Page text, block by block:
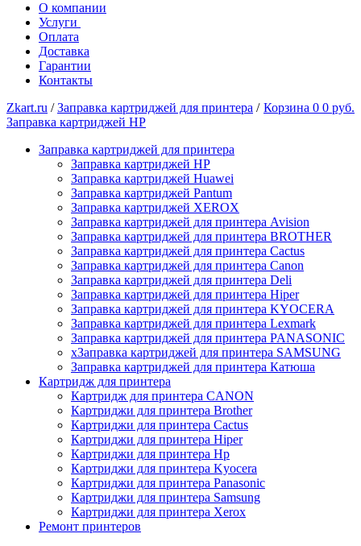
О компании
Услуги
Оплата
Доставка
Гарантии
Контакты
Корзина 0 0 руб.
Zkart.ru /Заправка картриджей для принтера /
Заправка картриджей HP
Заправка картриджей для принтера
Заправка картриджей HP
Заправка картриджей Huawei
Заправка картриджей Pantum
Заправка картриджей XEROX
Заправка картриджей для принтера Avision
Заправка картриджей для принтера BROTHER
Заправка картриджей для принтера Cactus
Заправка картриджей для принтера Canon
Заправка картриджей для принтера Deli
Заправка картриджей для принтера Hiper
Заправка картриджей для принтера KYOCERA
Заправка картриджей для принтера Lexmark
Заправка картриджей для принтера PANASONIC
xЗаправка картриджей для принтера SAMSUNG
Заправка картриджей для принтера Катюша
Картридж для принтера
Картридж для принтера CANON
Картриджи для принтера Brother
Картриджи для принтера Cactus
Картриджи для принтера Hiper
Картриджи для принтера Hp
Картриджи для принтера Kyocera
Картриджи для принтера Panasonic
Картриджи для принтера Samsung
Картриджи для принтера Xerox
Ремонт принтеров